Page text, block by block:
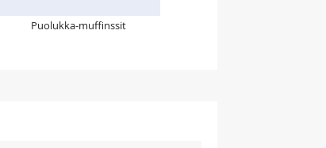
Puolukka-muffinssit